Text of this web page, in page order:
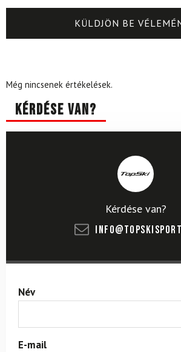
Még nincsenek értékelések.
Kérdése van?
Kérdése van?
Név
E-mail